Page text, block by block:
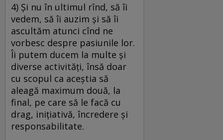
4) Și nu în ultimul rînd, să îi
vedem, să îi auzim și să îi
ascultăm atunci cînd ne
vorbesc despre pasiunile lor.
Îi putem ducem la multe și
diverse activități, însă doar
cu scopul ca aceștia să
aleagă maximum două, la
final, pe care să le facă cu
drag, inițiativă, încredere și
responsabilitate.